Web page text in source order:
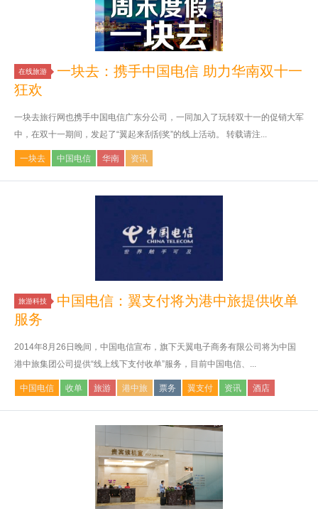
在线旅游
一块去：携手中国电信 助力华南双十一
狂欢
一块去旅行网也携手中国电信广东分公司，一同加入了玩转双十一的促销大军
中，在双十一期间，发起了“翼起来刮刮奖”的线上活动。 转载请注...
一块去 中国电信 华南 资讯
旅游科技
中国电信：翼支付将为港中旅提供收单
服务
2014年8月26日晚间，中国电信宣布，旗下天翼电子商务有限公司将为中国
港中旅集团公司提供“线上线下支付收单”服务，目前中国电信、...
中国电信 收单 旅游 港中旅 票务 翼支付 资讯 酒店